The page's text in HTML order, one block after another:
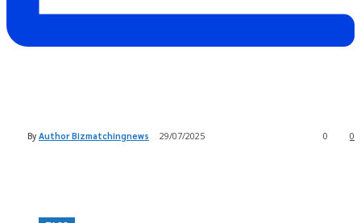
By Author Bizmatchingnews 29/07/2025 0
0